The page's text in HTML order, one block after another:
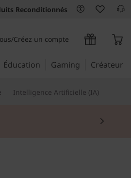
Reconditionnés
Créez un compte
Éducation Gaming Créateur
Intelligence Artificielle (IA)